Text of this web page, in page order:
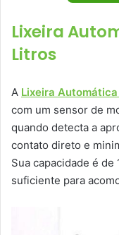
Lixeira
Litros
A Lixeira
com um sensor de
quando detecta a
contato direto e
Sua capacidade é
suficiente para